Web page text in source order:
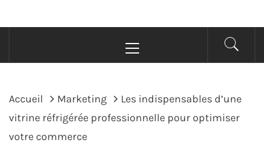
principal
Accueil Marketing
Les indispensables d’une
vitrine réfrigérée professionnelle pour optimiser
votre commerce